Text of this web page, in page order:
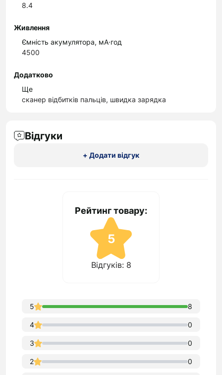
8.4
Живлення
Ємність акумулятора, мА·год
4500
Додатково
Ще
сканер відбитків пальців, швидка зарядка
Відгуки
+ Додати відгук
Рейтинг товару:
5
Відгуків: 8
5 8
4 0
3 0
2 0